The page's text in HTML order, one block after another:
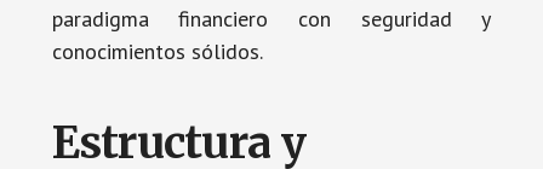
paradigma financiero con seguridad y
conocimientos sólidos.
Estructura y